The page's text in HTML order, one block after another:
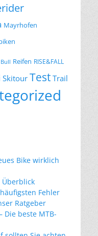
Mayrhofen
Reifen RISE&FALL
Skitour Test Trail
Bike wirklich
Überblick
Fehler
Ratgeber
Die beste MTB-